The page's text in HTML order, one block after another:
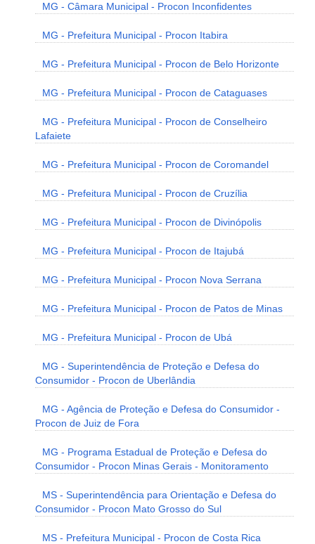
MG - Câmara Municipal - Procon Inconfidentes
MG - Prefeitura Municipal - Procon Itabira
MG - Prefeitura Municipal - Procon de Belo Horizonte
MG - Prefeitura Municipal - Procon de Cataguases
MG - Prefeitura Municipal - Procon de Conselheiro
Lafaiete
MG - Prefeitura Municipal - Procon de Coromandel
MG - Prefeitura Municipal - Procon de Cruzília
MG - Prefeitura Municipal - Procon de Divinópolis
MG - Prefeitura Municipal - Procon de Itajubá
MG - Prefeitura Municipal - Procon Nova Serrana
MG - Prefeitura Municipal - Procon de Patos de Minas
MG - Prefeitura Municipal - Procon de Ubá
MG - Superintendência de Proteção e Defesa do
Consumidor - Procon de Uberlândia
MG - Agência de Proteção e Defesa do Consumidor -
Procon de Juiz de Fora
MG - Programa Estadual de Proteção e Defesa do
Consumidor - Procon Minas Gerais - Monitoramento
MS - Superintendência para Orientação e Defesa do
Consumidor - Procon Mato Grosso do Sul
MS - Prefeitura Municipal - Procon de Costa Rica